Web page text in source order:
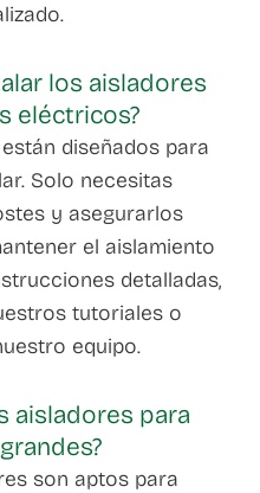
los aisladores
eléctricos?
diseñados para
Solo necesitas
y asegurarlos
el aislamiento
detalladas,
tutoriales o
equipo.
aisladores para
son aptos para